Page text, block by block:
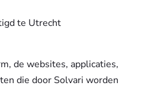
te Utrecht
de websites, applicaties,
die door Solvari worden